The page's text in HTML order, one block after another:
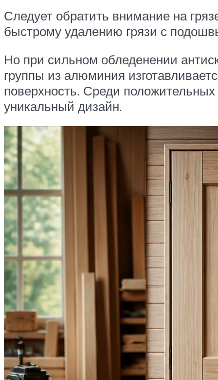
Следует обратить внимание на
быстрому удалению грязи с
Но при сильном обледенении
группы из алюминия
поверхность. Среди
уникальный дизайн.